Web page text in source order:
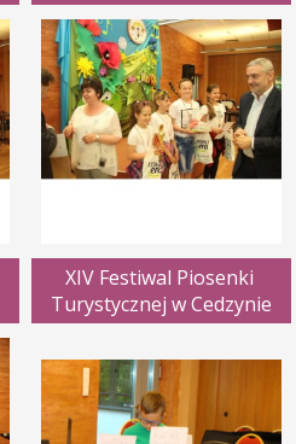
XIV Festiwal Piosenki
Turystycznej w Cedzynie